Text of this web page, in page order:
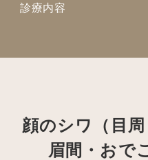
診療内容
顔のシワ（目
眉間・おで